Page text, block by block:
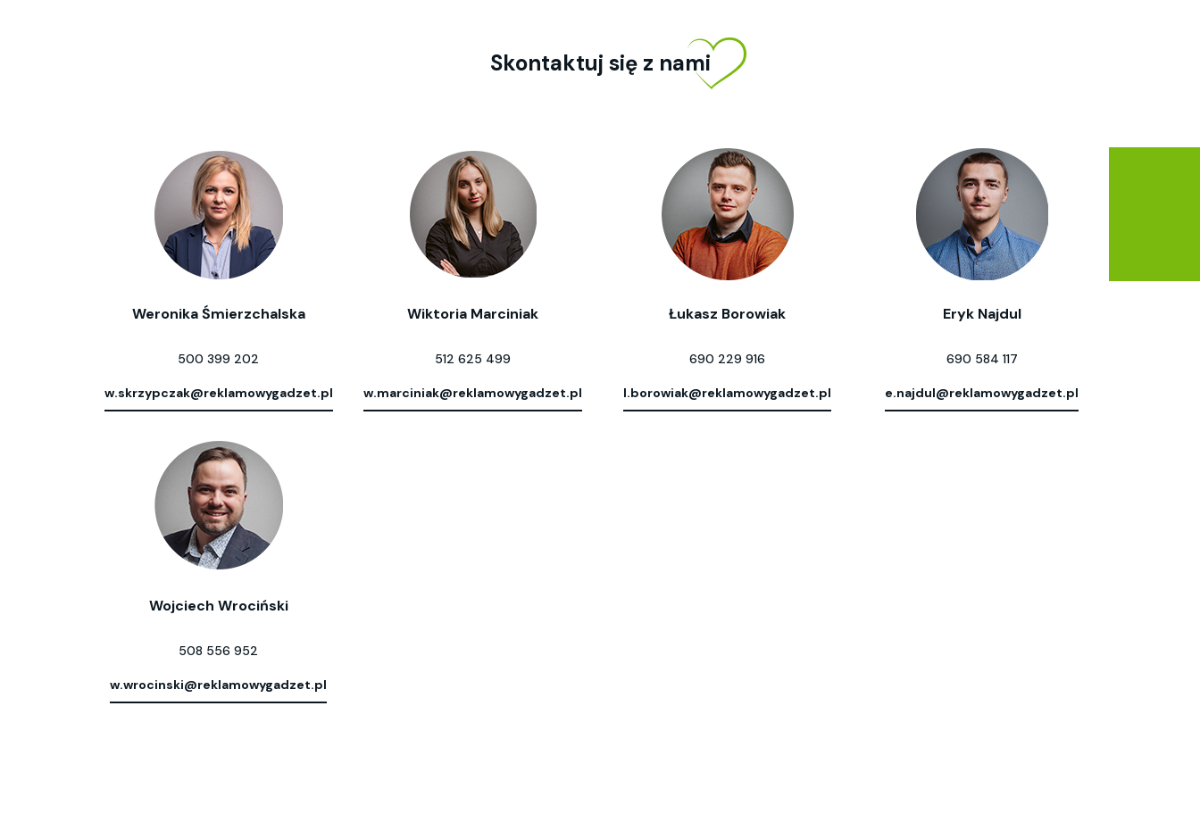
Skontaktuj się z nami
Weronika Śmierzchalska
500 399 202
w.skrzypczak@reklamowygadzet.pl
Wiktoria Marciniak
512 625 499
w.marciniak@reklamowygadzet.pl
Łukasz Borowiak
690 229 916
l.borowiak@reklamowygadzet.pl
Eryk Najdul
690 584 117
e.najdul@reklamowygadzet.pl
Wojciech Wrociński
508 556 952
w.wrocinski@reklamowygadzet.pl